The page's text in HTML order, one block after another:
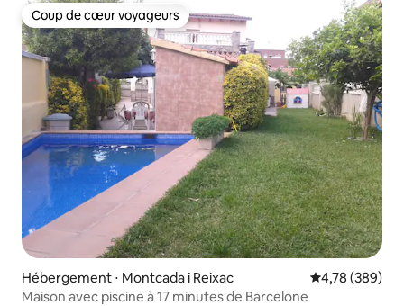
Coup de cœur voyageurs
Coup de cœur voyageurs
Hébergement ⋅ Montcada i Reixac Évaluation
4,78 (389)
Maison avec piscine à 17 minutes de Barcelone